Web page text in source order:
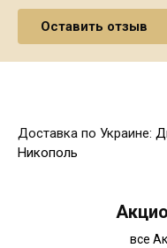
Доставка по Украине:
Никополь
все